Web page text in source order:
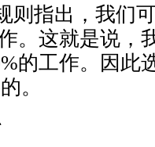
则指出，我们
。这就是说，
的工作。因此
。